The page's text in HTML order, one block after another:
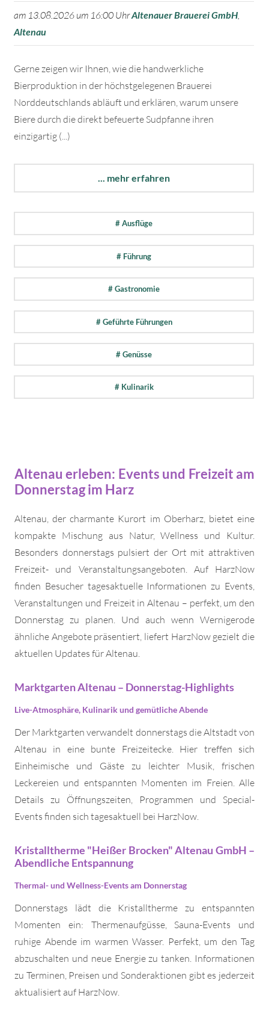
am 13.08.2026 um 16:00 UhrAltenauer Brauerei GmbH,
Altenau
Gerne zeigen wir Ihnen, wie die handwerkliche
Bierproduktion in der höchstgelegenen Brauerei
Norddeutschlands abläuft und erklären, warum unsere
Biere durch die direkt befeuerte Sudpfanne ihren
einzigartig (...)
... mehr erfahren
# Ausflüge
# Führung
# Gastronomie
# Geführte Führungen
# Genüsse
# Kulinarik
Altenau erleben: Events und Freizeit am
Donnerstag im Harz
Altenau, der charmante Kurort im Oberharz, bietet eine
kompakte Mischung aus Natur, Wellness und Kultur.
Besonders donnerstags pulsiert der Ort mit attraktiven
Freizeit- und Veranstaltungsangeboten. Auf HarzNow
finden Besucher tagesaktuelle Informationen zu Events,
Veranstaltungen und Freizeit in Altenau – perfekt, um den
Donnerstag zu planen. Und auch wenn Wernigerode
ähnliche Angebote präsentiert, liefert HarzNow gezielt die
aktuellen Updates für Altenau.
Marktgarten Altenau – Donnerstag-Highlights
Live-Atmosphäre, Kulinarik und gemütliche Abende
Der Marktgarten verwandelt donnerstags die Altstadt von
Altenau in eine bunte Freizeitecke. Hier treffen sich
Einheimische und Gäste zu leichter Musik, frischen
Leckereien und entspannten Momenten im Freien. Alle
Details zu Öffnungszeiten, Programmen und Special-
Events finden sich tagesaktuell bei HarzNow.
Kristalltherme "Heißer Brocken" Altenau GmbH –
Abendliche Entspannung
Thermal- und Wellness-Events am Donnerstag
Donnerstags lädt die Kristalltherme zu entspannten
Momenten ein: Thermenaufgüsse, Sauna-Events und
ruhige Abende im warmen Wasser. Perfekt, um den Tag
abzuschalten und neue Energie zu tanken. Informationen
zu Terminen, Preisen und Sonderaktionen gibt es jederzeit
aktualisiert auf HarzNow.